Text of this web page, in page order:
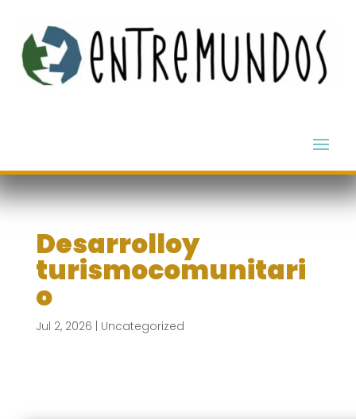
Desarrolloy
turismocomunitari
o
Jul 2, 2026 | Uncategorized